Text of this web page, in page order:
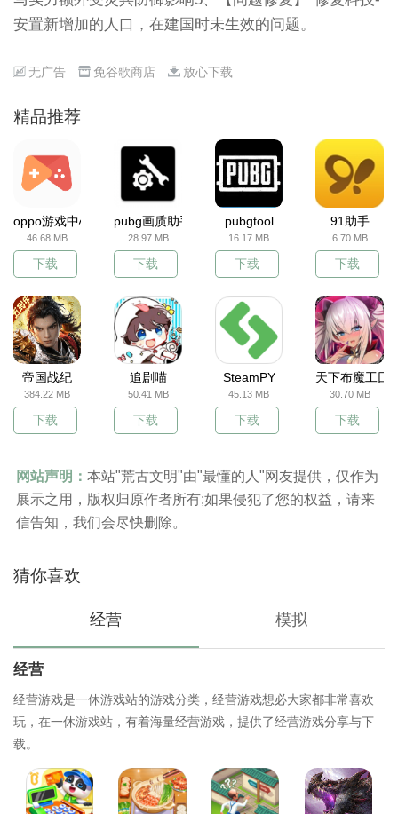
安置新增加的人口，在建国时未生效的问题。
无广告 免谷歌商店 放心下载
精品推荐
oppo游戏中心
46.68 MB
下载
pubg画质助手
28.97 MB
下载
pubgtool
16.17 MB
下载
91助手
6.70 MB
下载
帝国战纪
384.22 MB
下载
追剧喵
50.41 MB
下载
SteamPY
45.13 MB
下载
天下布魔工囗
30.70 MB
下载
网站声明： 本站"荒古文明"由"最懂的人"网友提供，仅作为
展示之用，版权归原作者所有;如果侵犯了您的权益，请来
信告知，我们会尽快删除。
猜你喜欢
经营 模拟
经营
经营游戏是一休游戏站的游戏分类，经营游戏想必大家都非常喜欢
玩，在一休游戏站，有着海量经营游戏，提供了经营游戏分享与下
载。